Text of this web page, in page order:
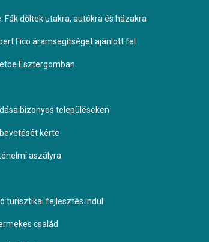
dőltek utakra, autókra és házakra
Fico áramsegítséget ajánlott fel
Esztergomban
bizonyos településeken
kérte
aszályra
turisztikai fejlesztés indul
család